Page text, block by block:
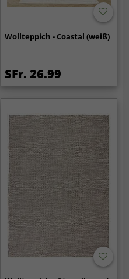
Wollteppich - Coastal (weiß)
SFr. 26.99